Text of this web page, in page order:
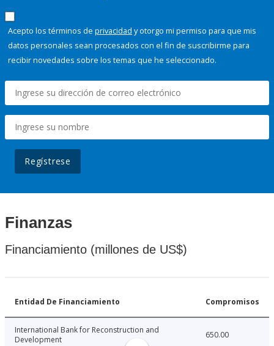
Acepto los términos de privacidad y otorgo mi permiso para que mis
datos personales sean procesados con el fin de suscribirme para
recibir novedades sobre los temas que he seleccionado.
Regístrese
Finanzas
Financiamiento (millones de US$)
Entidad De Financiamiento Compromisos
International Bank for Reconstruction and
Development
650.00